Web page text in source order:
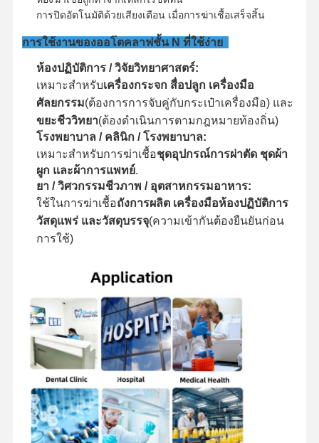
เครื่องฆ่าเชื้ออ๊อกไซด์เอธีเลน
เครื่องฆ่าเชื้อเภสัชกรรม
เครื่องล้างและฆ่าเชื้ออัตโนมัติ
อุปกรณ์ CSSD
อุปกรณ์บำบัดน้ำ
ตู้ทำให้แห้ง
อุปกรณ์ห้องปฏิบัติการ
การปิดอัตโนมัติด้วยเสียงเตือน เมื่อการฆ่าเชื้อเสร็จสิ้น
การใช้งานของออโตคลาฟชั้น N ที่ใช้ง่าย
ห้องปฏิบัติการ / วิจัยวิทยาศาสตร์:
เหมาะสําหรับเครื่องกระจก สื่อปลูก เครื่องมือ
ศัลยกรรม(ต้องการการจับคู่กับกระเป๋าเครื่องมือ) และ
ขยะชีววิทยา(ต้องดําเนินการตามกฎหมายท้องถิ่น)
โรงพยาบาล / คลินิก / โรงพยาบาล:
เหมาะสําหรับการฆ่าเชื้อชุดอุปกรณ์การผ่าตัด ชุดผ้า
ผูก และผ้าการแพทย์.
ยา / วิศวกรรมชีวภาพ / อุตสาหกรรมอาหาร:
ใช้ในการฆ่าเชื้อถังการผลิต เครื่องมือห้องปฏิบัติการ
วัสดุแพร่ และวัสดุบรรจุ(ความเข้ากันต้องยืนยันก่อน
การใช้)